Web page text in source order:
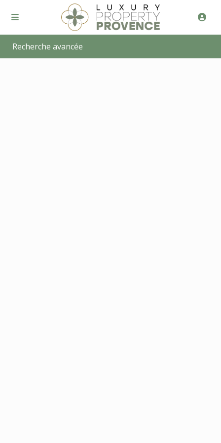
Recherche avancée